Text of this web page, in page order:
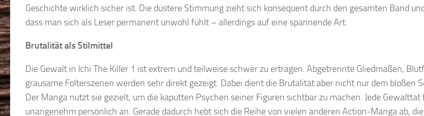
Geschichte wirklich sicher ist. Die düstere Stimmung zieht sich konsequent durch den gesamten Band
dass man sich als Leser permanent unwohl fühlt – allerdings auf eine spannende Art.
Brutalität als Stilmittel
Die Gewalt in Ichi The Killer 1 ist extrem und teilweise schwer zu ertragen. Abgetrennte Gliedmaßen,
grausame Folterszenen werden sehr direkt gezeigt. Dabei dient die Brutalität aber nicht nur dem bloßen
Der Manga nutzt sie gezielt, um die kaputten Psychen seiner Figuren sichtbar zu machen. Jede Gewalttat
unangenehm persönlich an. Gerade dadurch hebt sich die Reihe von vielen anderen Action-Manga ab,